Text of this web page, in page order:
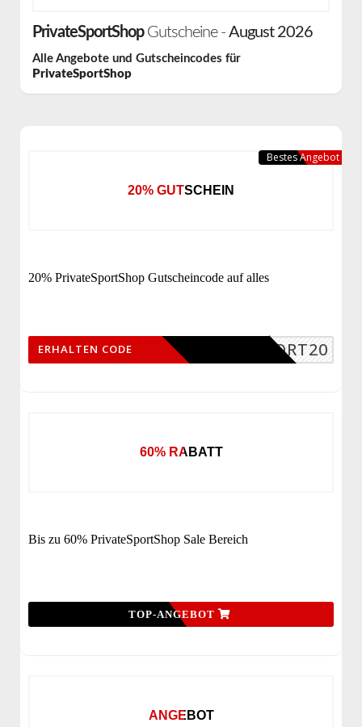
PrivateSportShopGutscheine - August 2026
Alle Angebote und Gutscheincodes für
PrivateSportShop
20% GUTSCHEIN
20% PrivateSportShop Gutscheincode auf alles
ORT20
ERHALTEN CODE
Bestes Angebot
60% RABATT
Bis zu 60% PrivateSportShop Sale Bereich
TOP-ANGEBOT
ANGEBOT